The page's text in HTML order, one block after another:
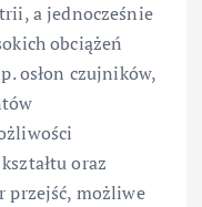
a jednocześnie
obciążeń
osłon czujników,
oraz
przejść, możliwe